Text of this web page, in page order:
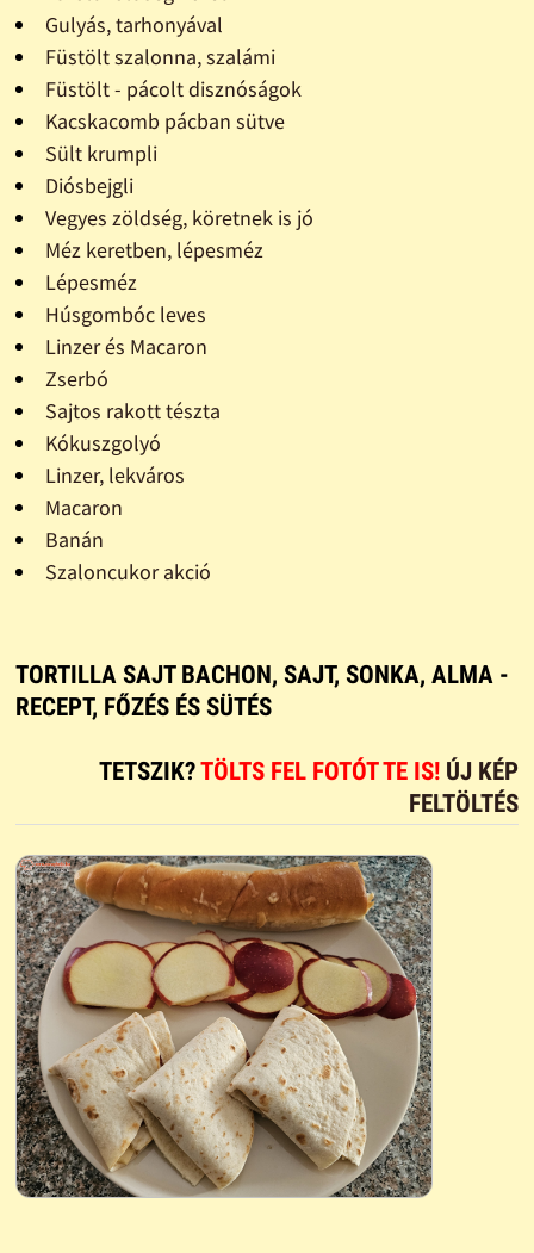
Gulyás, tarhonyával
Füstölt szalonna, szalámi
Füstölt - pácolt disznóságok
Kacskacomb pácban sütve
Sült krumpli
Diósbejgli
Vegyes zöldség, köretnek is jó
Méz keretben, lépesméz
Lépesméz
Húsgombóc leves
Linzer és Macaron
Zserbó
Sajtos rakott tészta
Kókuszgolyó
Linzer, lekváros
Macaron
Banán
Szaloncukor akció
TORTILLA SAJT BACHON, SAJT, SONKA, ALMA -
RECEPT, FŐZÉS ÉS SÜTÉS
TETSZIK?TÖLTS FEL FOTÓT TE IS! ÚJ KÉP
FELTÖLTÉS